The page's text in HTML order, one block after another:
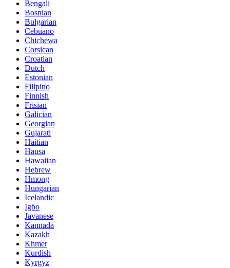
Bengali
Bosnian
Bulgarian
Cebuano
Chichewa
Corsican
Croatian
Dutch
Estonian
Filipino
Finnish
Frisian
Galician
Georgian
Gujarati
Haitian
Hausa
Hawaiian
Hebrew
Hmong
Hungarian
Icelandic
Igbo
Javanese
Kannada
Kazakh
Khmer
Kurdish
Kyrgyz